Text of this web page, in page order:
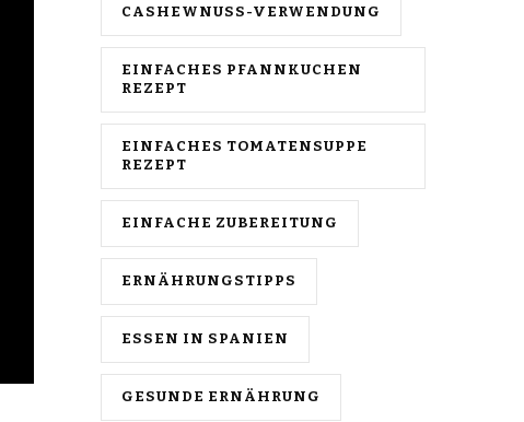
CASHEWNUSS-VERWENDUNG
EINFACHES PFANNKUCHEN
REZEPT
EINFACHES TOMATENSUPPE
REZEPT
EINFACHE ZUBEREITUNG
ERNÄHRUNGSTIPPS
ESSEN IN SPANIEN
GESUNDE ERNÄHRUNG